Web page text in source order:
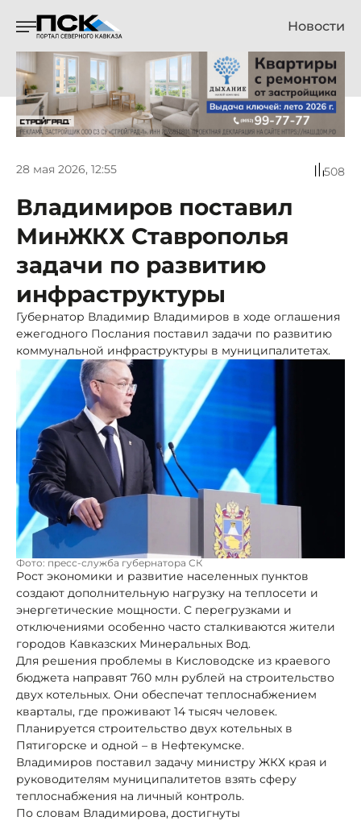
Новости
28 мая 2026, 12:55 508
Владимиров поставил
МинЖКХ Ставрополья
задачи по развитию
инфраструктуры
Губернатор Владимир Владимиров в ходе оглашения
ежегодного Послания поставил задачи по развитию
коммунальной инфраструктуры в муниципалитетах.
Фото: пресс-служба губернатора СК
Рост экономики и развитие населенных пунктов
создают дополнительную нагрузку на теплосети и
энергетические мощности. С перегрузками и
отключениями особенно часто сталкиваются жители
городов Кавказских Минеральных Вод.
Для решения проблемы в Кисловодске из краевого
бюджета направят 760 млн рублей на строительство
двух котельных. Они обеспечат теплоснабжением
кварталы, где проживают 14 тысяч человек.
Планируется строительство двух котельных в
Пятигорске и одной – в Нефтекумске.
Владимиров поставил задачу министру ЖКХ края и
руководителям муниципалитетов взять сферу
теплоснабжения на личный контроль.
По словам Владимирова, достигнуты